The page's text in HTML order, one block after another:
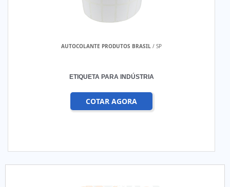
AUTOCOLANTE PRODUTOS BRASIL / SP
ETIQUETA PARA INDÚSTRIA
COTAR AGORA